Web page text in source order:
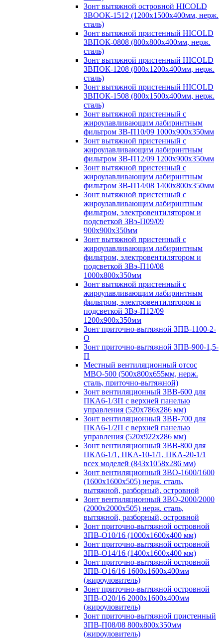
Зонт вытяжной островной HICOLD
ЗВООК-1512 (1200х1500х400мм, нерж.
сталь)
Зонт вытяжной пристенный HICOLD
ЗВПОК-0808 (800х800х400мм, нерж.
сталь)
Зонт вытяжной пристенный HICOLD
ЗВПОК-1208 (800х1200х400мм, нерж.
сталь)
Зонт вытяжной пристенный HICOLD
ЗВПОК-1508 (800х1500х400мм, нерж.
сталь)
Зонт вытяжной пристенный с
жироулавливающим лабиринтным
фильтром ЗВ-П10/09 1000х900х350мм
Зонт вытяжной пристенный с
жироулавливающим лабиринтным
фильтром ЗВ-П12/09 1200х900х350мм
Зонт вытяжной пристенный с
жироулавливающим лабиринтным
фильтром ЗВ-П14/08 1400х800х350мм
Зонт вытяжной пристенный с
жироулавливающим лабиринтным
фильтром, электровентилятором и
подсветкой ЗВэ-П09/09
900х900х350мм
Зонт вытяжной пристенный с
жироулавливающим лабиринтным
фильтром, электровентилятором и
подсветкой ЗВэ-П10/08
1000х800х350мм
Зонт вытяжной пристенный с
жироулавливающим лабиринтным
фильтром, электровентилятором и
подсветкой ЗВэ-П12/09
1200х900х350мм
Зонт приточно-вытяжной ЗПВ-1100-2-
О
Зонт приточно-вытяжной ЗПВ-900-1,5-
П
Местный вентиляционный отсос
МВО-500 (500х800х655мм, нерж.
сталь, приточно-вытяжной)
Зонт вентиляционный ЗВВ-600 для
ПКА6-1/3П с верхней панелью
управления (520х786х286 мм)
Зонт вентиляционный ЗВВ-700 для
ПКА6-1/2П с верхней панелью
управления (520х922х286 мм)
Зонт вентиляционный ЗВВ-800 для
ПКА6-1/1, ПКА-10-1/1, ПКА-20-1/1
всех моделей (843х1058х286 мм)
Зонт вентиляционный ЗВО-1600/1600
(1600х1600х505) нерж. сталь,
вытяжной, разборный, островной
Зонт вентиляционный ЗВО-2000/2000
(2000х2000х505) нерж. сталь,
вытяжной, разборный, островной
Зонт приточно-вытяжной островной
ЗПВ-О10/16 (1000х1600х400 мм)
Зонт приточно-вытяжной островной
ЗПВ-О14/16 (1400х1600х400 мм)
Зонт приточно-вытяжной островной
ЗПВ-О16/16 1600х1600х400мм
(жироуловитель)
Зонт приточно-вытяжной островной
ЗПВ-О20/16 2000х1600х400мм
(жироуловитель)
Зонт приточно-вытяжной пристенный
ЗПВ-П08/08 800х800х350мм
(жироуловитель)